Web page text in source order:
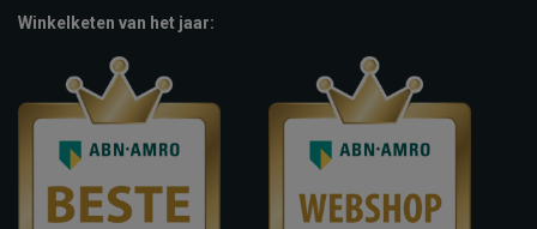
Winkelketen van het jaar: